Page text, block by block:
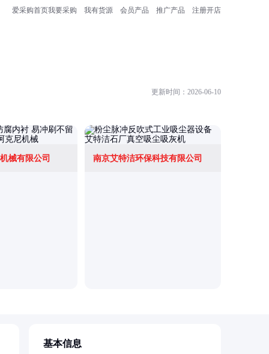
爱采购首页我要采购 我有货源 会员产品 推广产品 注册开店
更新时间：2026-06-10
械有限公司 南京艾特洁环保科技有限公司
基本信息